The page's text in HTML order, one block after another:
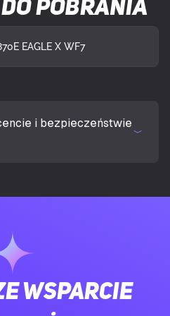
DDR5-SDRAM
DIMM
Non-ECC
pobrania
EAGLE X WF7
i bezpieczeństwie
wsparcie